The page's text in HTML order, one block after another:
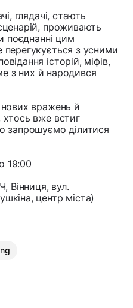
глядачі, стають
проживають
поєднанні цим
з усними
історій, міфів,
з них й народився
вражень й
вже встиг
запрошуємо ділитися
19:00
Вінниця, вул.
центр міста)